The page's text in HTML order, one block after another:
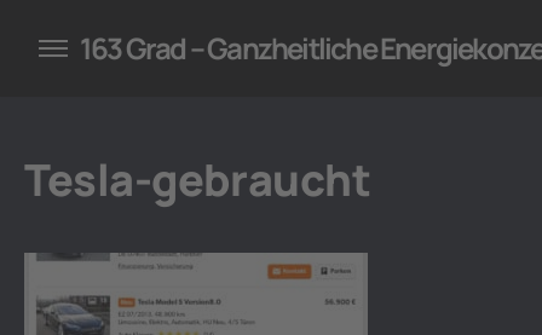
für Unternehmen
163 Grad – Ganzheitliche
Tesla-gebraucht